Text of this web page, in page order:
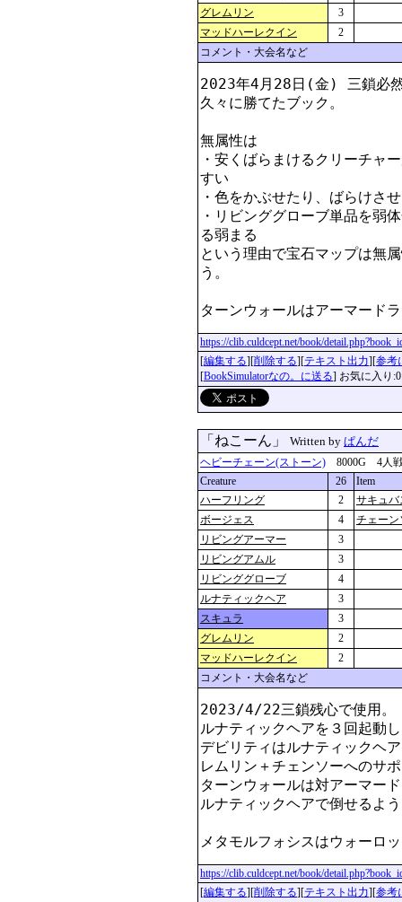
グレムリン
3
マッドハーレクイン
2
コメント・大会名など
2023年4月28日(金) 三鎖必
久々に勝てたブック。
無属性は
・安くばらまけるクリーチャ
すい
・色をかぶせたり、ばらけさ
・リビンググローブ単品を弱
る弱まる
という理由で宝石マップは無
う。
ターンウォールはアーマード
https://clib.culdcept.net/book/
[編集する][削除する][テキスト出力][参考
[BookSimulatorなの。に送る] お気に入り:0
「ねこーん」 Written by ぱんだ
ヘビーチェーン(ストーン) 8000G 4人戦
Creature
26
Item
ハーフリング
2
サキュバ
ボージェス
4
チェーン
リビングアーマー
3
リビングアムル
3
リビンググローブ
4
ルナティックヘア
3
スキュラ
3
グレムリン
2
マッドハーレクイン
2
コメント・大会名など
2023/4/22三鎖残心で使用。
ルナティックヘアを３回起動
デビリティはルナティックヘ
レムリン＋チェンソーへのサ
ターンウォールは対アーマー
ルナティックヘアで倒せるよ
メタモルフォシスはウォーロ
https://clib.culdcept.net/book/
[編集する][削除する][テキスト出力][参考